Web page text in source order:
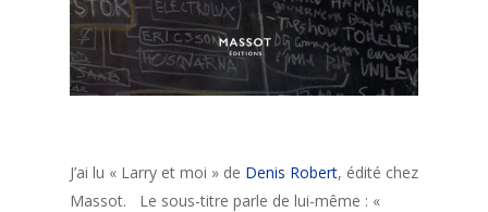
J’ai lu « Larry et moi » de Denis Robert, édité chez
Massot. Le sous-titre parle de lui-même : «